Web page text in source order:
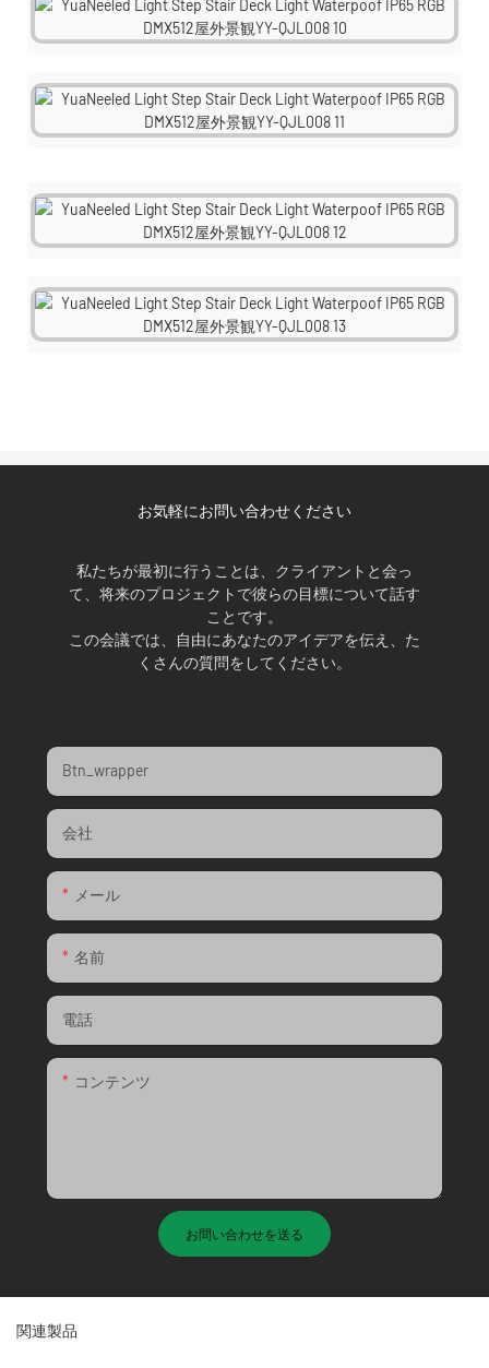
お気軽にお問い合わせください
私たちが最初に行うことは、クライアントと会っ
て、将来のプロジェクトで彼らの目標について話す
ことです。
この会議では、自由にあなたのアイデアを伝え、た
くさんの質問をしてください。
Btn_wrapper
会社
メール
名前
電話
コンテンツ
お問い合わせを送る
関連製品